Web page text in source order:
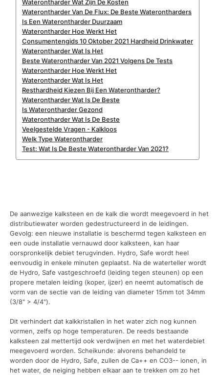
Waterontharder Wat Zijn De Kosten
Waterontharder Van De Flux: De Beste Waterontharders
Is Een Waterontharder Duurzaam
Waterontharder Hoe Werkt Het
Consumentengids 10 Oktober 2021 Hardheid Drinkwater
Waterontharder Wat Is Het
Beste Waterontharder Van 2021 Volgens De Tests
Waterontharder Hoe Werkt Het
Waterontharder Wat Is Het
Resthardheid Kiezen Bij Een Waterontharder?
Waterontharder Wat Is De Beste
Is Waterontharder Gezond
Waterontharder Wat Is De Beste
Veelgestelde Vragen - Kalkloos
Welk Type Waterontharder
Test: Wat Is De Beste Waterontharder Van 2021?
De aanwezige kalksteen en de kalk die wordt meegevoerd in het
distributiewater worden gedestructureerd in de leidingen.
Gevolg: een nieuwe installatie is beschermd tegen kalksteen en
een oude installatie vernauwd door kalksteen, kan haar
oorspronkelijk debiet terugvinden. Hydro, Safe wordt heel
eenvoudig in enkele minuten geplaatst. Na de waterteller wordt
de Hydro, Safe vastgeschroefd (leiding tegen steunen) op een
propere metalen leiding (koper, ijzer) en neemt automatisch de
vorm van de sectie van de leiding van diameter 15mm tot 34mm
(3/8" > 4/4").
Dit verhindert dat kalkkristallen in het water zich nog kunnen
vormen, zelfs op hoge temperaturen. De reeds bestaande
kalksteen zal mettertijd ook verdwijnen en met het waterdebiet
meegevoerd worden. Scheikunde: alvorens behandeld te
worden door de Hydro, Safe, zullen de Ca++ en CO3-- ionen, in
het water, de neiging hebben elkaar aan te trekken om zo het